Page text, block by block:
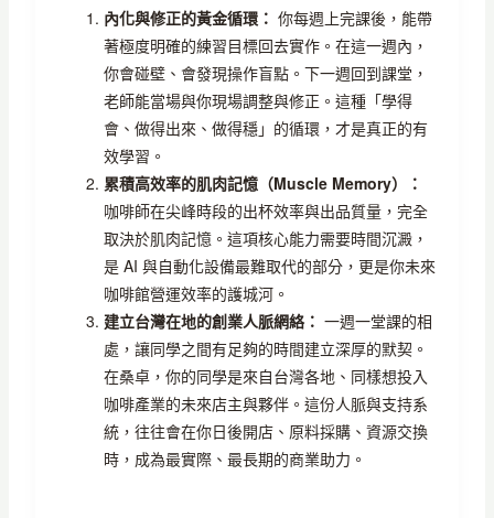
內化與修正的黃金循環： 你每週上完課後，能帶
著極度明確的練習目標回去實作。在這一週內，
你會碰壁、會發現操作盲點。下一週回到課堂，
老師能當場與你現場調整與修正。這種「學得
會、做得出來、做得穩」的循環，才是真正的有
效學習。
累積高效率的肌肉記憶（Muscle Memory）：
咖啡師在尖峰時段的出杯效率與出品質量，完全
取決於肌肉記憶。這項核心能力需要時間沉澱，
是 AI 與自動化設備最難取代的部分，更是你未來
咖啡館營運效率的護城河。
建立台灣在地的創業人脈網絡： 一週一堂課的相
處，讓同學之間有足夠的時間建立深厚的默契。
在桑卓，你的同學是來自台灣各地、同樣想投入
咖啡產業的未來店主與夥伴。這份人脈與支持系
統，往往會在你日後開店、原料採購、資源交換
時，成為最實際、最長期的商業助力。